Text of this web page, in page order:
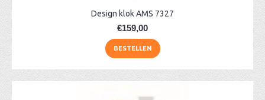
Design klok AMS 7327
€159,00
BESTELLEN